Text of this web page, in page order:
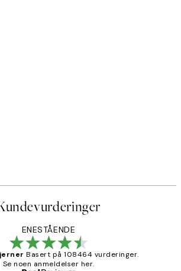
ENESTÅENDE
Basert på 108464 vurderinger.
Se noen anmeldelser her.